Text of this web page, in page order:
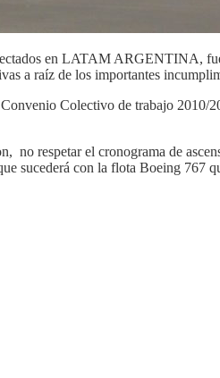
en LATAM ARGENTINA,
a raíz de los importantes
Colectivo de trabajo 2010/
respetar el cronograma de
sucederá con la flota Boeing 767